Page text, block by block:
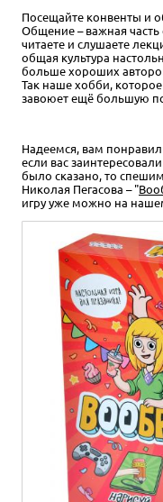
Посещайте конвенты и
Общение – важная
читаете и слушаете
общая культура
больше хороших
Так наше хобби,
завоюет ещё большую
Надеемся, вам
если вас
было сказано, то
Николая Пегасова – "
игру уже можно на